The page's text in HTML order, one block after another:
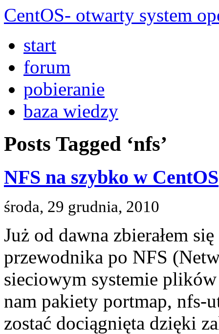
CentOS- otwarty system
start
forum
pobieranie
baza wiedzy
Posts Tagged ‘nfs’
NFS na szybko w CentOS
środa, 29 grudnia, 2010
Już od dawna zbierałem
przewodnika po NFS
sieciowym systemie
nam pakiety portmap,
zostać dociągnięta dzięki